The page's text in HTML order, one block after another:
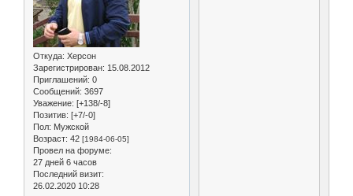
Откуда: Херсон
Зарегистрирован: 15.08.2012
Приглашений: 0
Сообщений: 3697
Уважение: [+138/-8]
Позитив: [+7/-0]
Пол: Мужской
Возраст: 42 [1984-06-05]
Провел на форуме:
27 дней 6 часов
Последний визит:
26.02.2020 10:28